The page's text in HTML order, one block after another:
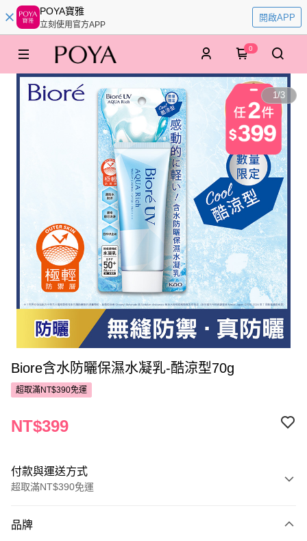
POYA寶雅
立刻使用官方APP
開啟APP
0
1/3
Biore含水防曬保濕水凝乳-酷涼型70g
超取滿NT$390免運
NT$399
付款與運送方式
超取滿NT$390免運
POYA支付
品牌